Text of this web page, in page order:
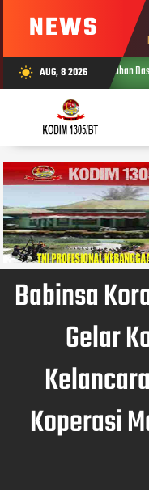
NEWS
wb_sunny AUG, 8 2026
TNI terhadap Kebutuhan Dasar
Babinsa
Gelar
Koperasi